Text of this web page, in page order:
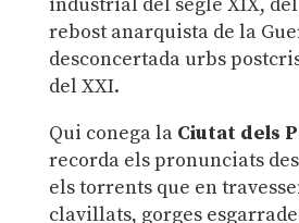
industrial del segle XIX,
rebost anarquista de la
desconcertada urbs
del XXI.
Qui conega la Ciutat dels
recorda els pronunciats
els torrents que en
clavillats, gorges